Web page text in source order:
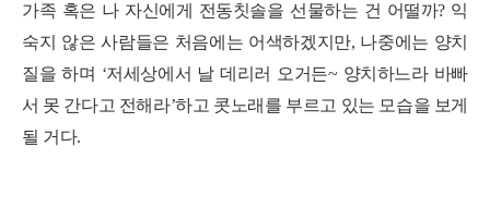
가족 혹은 나 자신에게 전동칫솔을 선물하는 건 어떨까? 익
숙지 않은 사람들은 처음에는 어색하겠지만, 나중에는 양치
질을 하며 ‘저세상에서 날 데리러 오거든~ 양치하느라 바빠
서 못 간다고 전해라’하고 콧노래를 부르고 있는 모습을 보게
될 거다.